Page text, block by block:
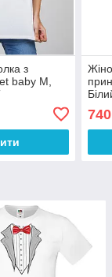
з
baby M,
740